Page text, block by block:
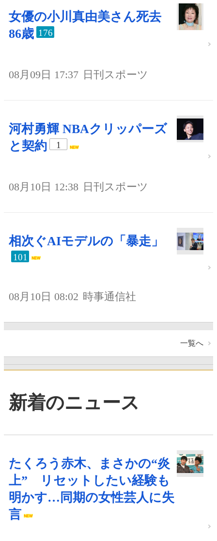
女優の小川真由美さん死去
86歳 176
08月09日 17:37 日刊スポーツ
河村勇輝 NBAクリッパーズ
と契約
1
08月10日 12:38 日刊スポーツ
相次ぐAIモデルの「暴走」
101
08月10日 08:02 時事通信社
一覧へ
新着のニュース
たくろう赤木、まさかの“炎
上” リセットしたい経験も
明かす…同期の女性芸人に失
言